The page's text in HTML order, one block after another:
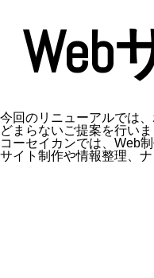
今回のリニューアルでは
どまらないご提案を行いま
コーセイカンでは、Web
サイト制作や情報整理、